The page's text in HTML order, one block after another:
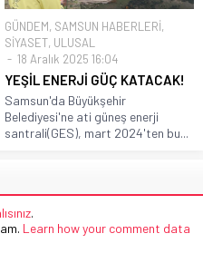
GÜNDEM, SAMSUN HABERLERİ,
SİYASET, ULUSAL
18 Aralık 2025 16:04
YEŞİL ENERJİ GÜÇ KATACAK!
Samsun'da Büyükşehir
Belediyesi'ne ati güneş enerji
santrali(GES), mart 2024'ten bu...
.
Learn how your comment data